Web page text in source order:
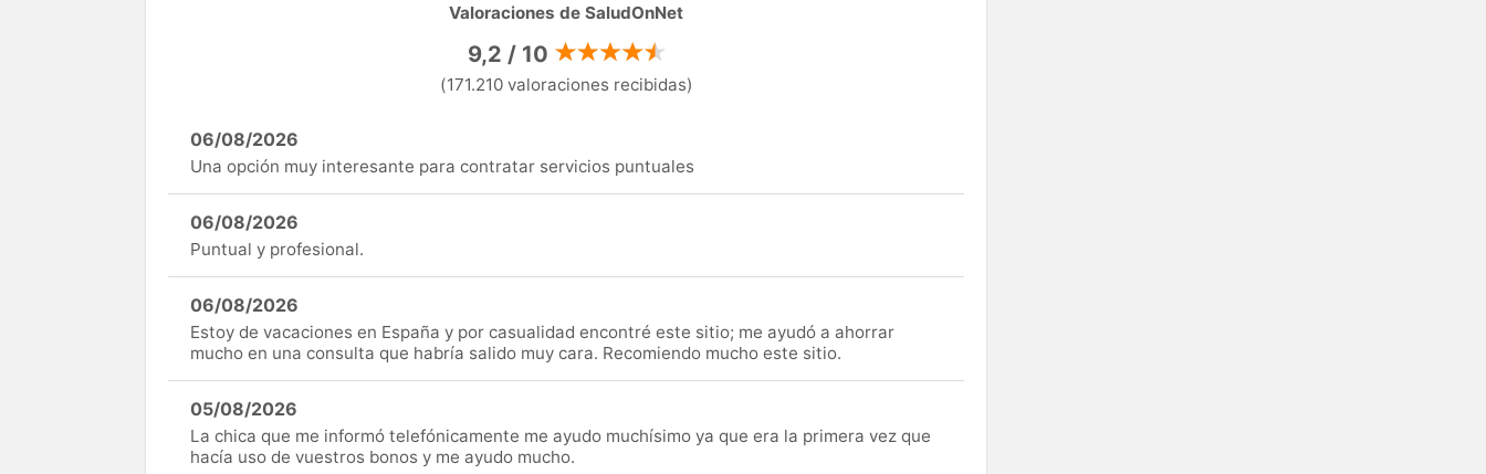
Valoraciones de SaludOnNet
9,2 / 10
(171.210 valoraciones recibidas)
06/08/2026
Una opción muy interesante para contratar servicios puntuales
06/08/2026
Puntual y profesional.
06/08/2026
Estoy de vacaciones en España y por casualidad encontré este sitio; me ayudó a ahorrar
mucho en una consulta que habría salido muy cara. Recomiendo mucho este sitio.
05/08/2026
La chica que me informó telefónicamente me ayudo muchísimo ya que era la primera vez que
hacía uso de vuestros bonos y me ayudo mucho.